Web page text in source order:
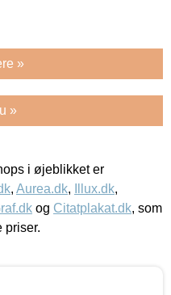
»
»
i øjeblikket er
, Aurea.dk, Illux.dk,
og Citatplakat.dk, som
priser.